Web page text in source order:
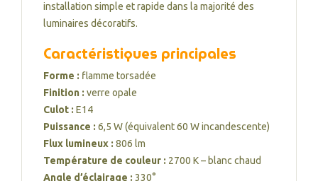
installation simple et rapide dans la majorité des
luminaires décoratifs.
Caractéristiques principales
Forme : flamme torsadée
Finition : verre opale
Culot : E14
Puissance : 6,5 W (équivalent 60 W incandescente)
Flux lumineux : 806 lm
Température de couleur : 2700 K – blanc chaud
Angle d’éclairage : 330°